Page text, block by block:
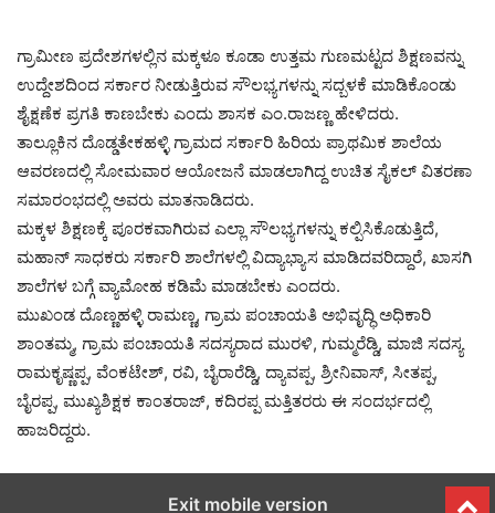
ಗ್ರಾಮೀಣ ಪ್ರದೇಶಗಳಲ್ಲಿನ ಮಕ್ಕಳೂ ಕೂಡಾ ಉತ್ತಮ ಗುಣಮಟ್ಟದ ಶಿಕ್ಷಣವನ್ನು
ಉದ್ದೇಶದಿಂದ ಸರ್ಕಾರ ನೀಡುತ್ತಿರುವ ಸೌಲಭ್ಯಗಳನ್ನು ಸದ್ಬಳಕೆ ಮಾಡಿಕೊಂಡು
ಶೈಕ್ಷಣೆಕ ಪ್ರಗತಿ ಕಾಣಬೇಕು ಎಂದು ಶಾಸಕ ಎಂ.ರಾಜಣ್ಣ ಹೇಳಿದರು.
ತಾಲ್ಲೂಕಿನ ದೊಡ್ಡತೇಕಹಳ್ಳಿ ಗ್ರಾಮದ ಸರ್ಕಾರಿ ಹಿರಿಯ ಪ್ರಾಥಮಿಕ ಶಾಲೆಯ
ಆವರಣದಲ್ಲಿ ಸೋಮವಾರ ಆಯೋಜನೆ ಮಾಡಲಾಗಿದ್ದ ಉಚಿತ ಸೈಕಲ್ ವಿತರಣಾ
ಸಮಾರಂಭದಲ್ಲಿ ಅವರು ಮಾತನಾಡಿದರು.
ಮಕ್ಕಳ ಶಿಕ್ಷಣಕ್ಕೆ ಪೂರಕವಾಗಿರುವ ಎಲ್ಲಾ ಸೌಲಭ್ಯಗಳನ್ನು ಕಲ್ಪಿಸಿಕೊಡುತ್ತಿದೆ,
ಮಹಾನ್ ಸಾಧಕರು ಸರ್ಕಾರಿ ಶಾಲೆಗಳಲ್ಲಿ ವಿದ್ಯಾಭ್ಯಾಸ ಮಾಡಿದವರಿದ್ದಾರೆ, ಖಾಸಗಿ
ಶಾಲೆಗಳ ಬಗ್ಗೆ ವ್ಯಾಮೋಹ ಕಡಿಮೆ ಮಾಡಬೇಕು ಎಂದರು.
ಮುಖಂಡ ದೊಣ್ಣಹಳ್ಳಿ ರಾಮಣ್ಣ, ಗ್ರಾಮ ಪಂಚಾಯತಿ ಅಭಿವೃದ್ಧಿ ಅಧಿಕಾರಿ
ಶಾಂತಮ್ಮ, ಗ್ರಾಮ ಪಂಚಾಯತಿ ಸದಸ್ಯರಾದ ಮುರಳಿ, ಗುಮ್ಮರೆಡ್ಡಿ, ಮಾಜಿ ಸದಸ್ಯ
ರಾಮಕೃಷ್ಣಪ್ಪ, ವೆಂಕಟೇಶ್, ರವಿ, ಬೈರಾರೆಡ್ಡಿ, ದ್ಯಾವಪ್ಪ, ಶ್ರೀನಿವಾಸ್, ಸೀತಪ್ಪ,
ಬೈರಪ್ಪ, ಮುಖ್ಯಶಿಕ್ಷಕ ಕಾಂತರಾಜ್, ಕದಿರಪ್ಪ ಮತ್ತಿತರರು ಈ ಸಂದರ್ಭದಲ್ಲಿ
ಹಾಜರಿದ್ದರು.
Exit mobile version